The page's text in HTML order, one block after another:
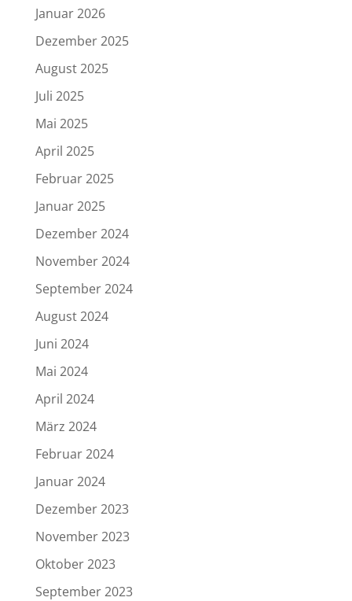
Januar 2026
Dezember 2025
August 2025
Juli 2025
Mai 2025
April 2025
Februar 2025
Januar 2025
Dezember 2024
November 2024
September 2024
August 2024
Juni 2024
Mai 2024
April 2024
März 2024
Februar 2024
Januar 2024
Dezember 2023
November 2023
Oktober 2023
September 2023